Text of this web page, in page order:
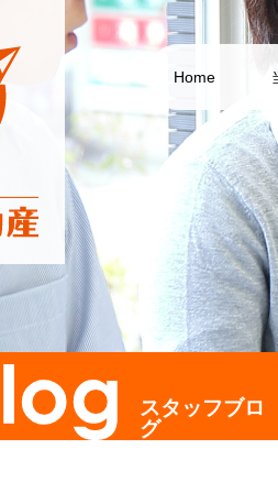
Home
スタッフブロ
グ